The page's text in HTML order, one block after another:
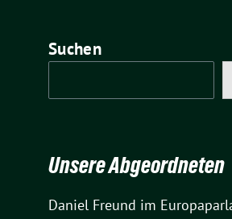
Suchen
Unsere Abgeordneten
Daniel Freund im